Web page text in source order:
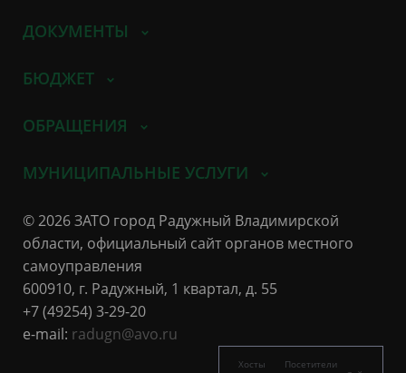
ДОКУМЕНТЫ
БЮДЖЕТ
ОБРАЩЕНИЯ
МУНИЦИПАЛЬНЫЕ УСЛУГИ
© 2026 ЗАТО город Радужный Владимирской
области, официальный сайт органов местного
самоуправления
600910, г. Радужный, 1 квартал, д. 55
+7 (49254) 3-29-20
e-mail: radugn@avo.ru
Хосты
Посетители